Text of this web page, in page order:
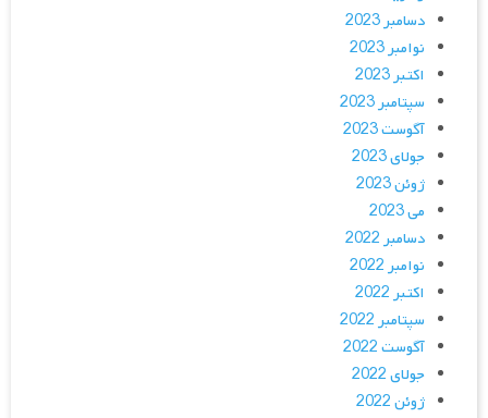
دسامبر 2023
نوامبر 2023
اکتبر 2023
سپتامبر 2023
آگوست 2023
جولای 2023
ژوئن 2023
می 2023
دسامبر 2022
نوامبر 2022
اکتبر 2022
سپتامبر 2022
آگوست 2022
جولای 2022
ژوئن 2022